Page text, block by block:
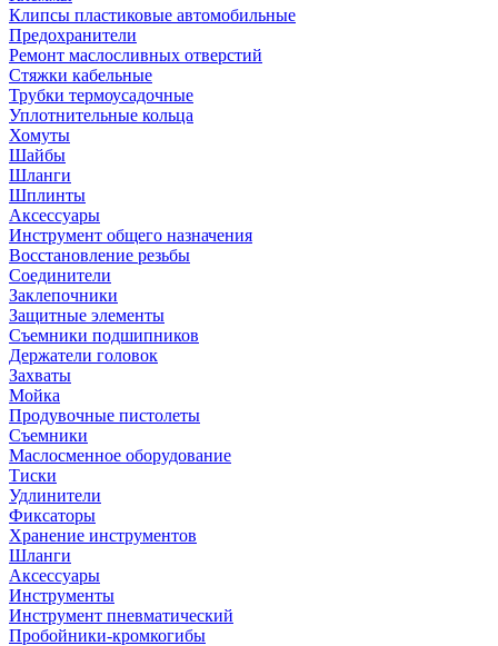
Клипсы пластиковые автомобильные
Предохранители
Ремонт маслосливных отверстий
Стяжки кабельные
Трубки термоусадочные
Уплотнительные кольца
Хомуты
Шайбы
Шланги
Шплинты
Аксессуары
Инструмент общего назначения
Восстановление резьбы
Соединители
Заклепочники
Защитные элементы
Съемники подшипников
Держатели головок
Захваты
Мойка
Продувочные пистолеты
Съемники
Маслосменное оборудование
Тиски
Удлинители
Фиксаторы
Хранение инструментов
Шланги
Аксессуары
Инструменты
Инструмент пневматический
Пробойники-кромкогибы